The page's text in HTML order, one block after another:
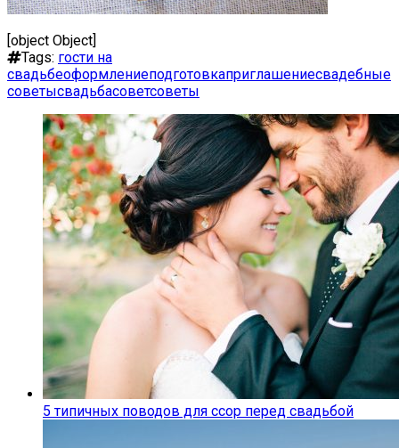
[object Object]
Tags: гости на
свадьбеоформлениеподготовкаприглашениесвадебные
советысвадьбасоветсоветы
5 типичных поводов для ссор перед свадьбой